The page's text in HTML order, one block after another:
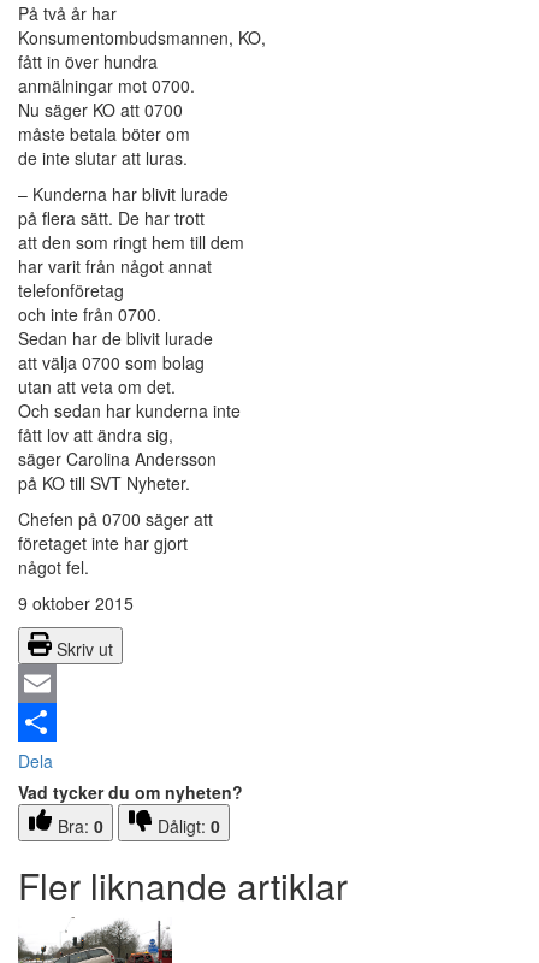
På två år har
Konsumentombudsmannen, KO,
fått in över hundra
anmälningar mot 0700.
Nu säger KO att 0700
måste betala böter om
de inte slutar att luras.
– Kunderna har blivit lurade
på flera sätt. De har trott
att den som ringt hem till dem
har varit från något annat
telefonföretag
och inte från 0700.
Sedan har de blivit lurade
att välja 0700 som bolag
utan att veta om det.
Och sedan har kunderna inte
fått lov att ändra sig,
säger Carolina Andersson
på KO till SVT Nyheter.
Chefen på 0700 säger att
företaget inte har gjort
något fel.
9 oktober 2015
Skriv ut
Email
Dela
Vad tycker du om nyheten?
Bra: 0 Dåligt: 0
Fler liknande artiklar